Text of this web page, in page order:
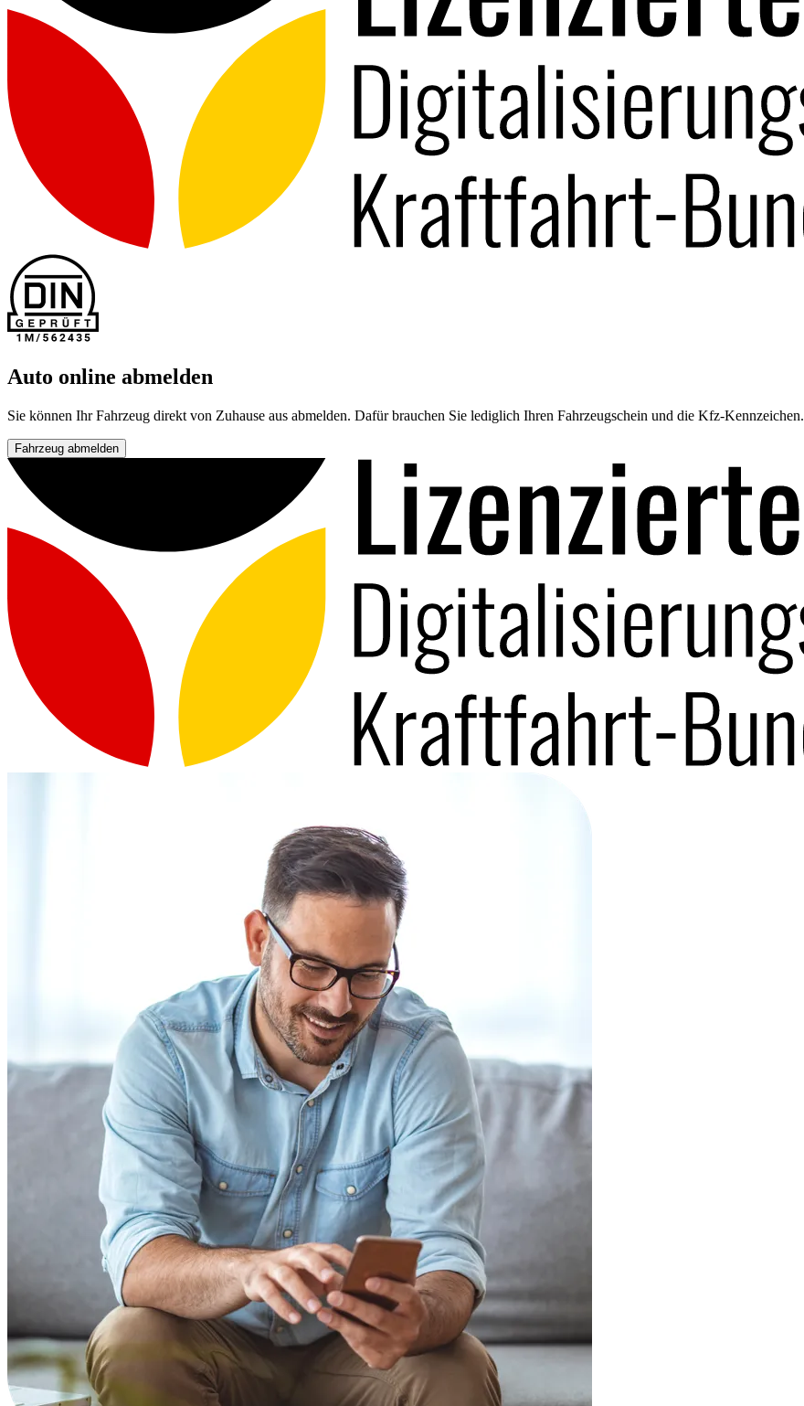
Auto online abmelden
Sie können Ihr Fahrzeug direkt von Zuhause aus abmelden. Dafür brauchen Sie lediglich Ihren Fahrzeugschein und die Kfz-Kennzeichen.
Fahrzeug abmelden